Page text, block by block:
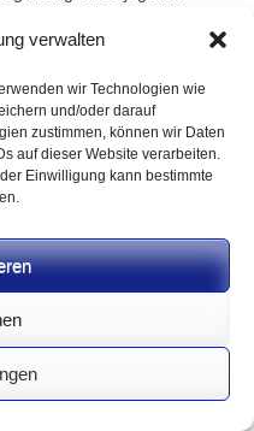
verwalten
wir Technologien wie
und/oder darauf
zustimmen, können wir Daten
auf dieser Website verarbeiten.
Einwilligung kann bestimmte
jagdlich
die Dauer der
Übungs- und
Umfang
Munition führen
Schusswaffen anderer
mit
führen; z.B.
(insoweit auch